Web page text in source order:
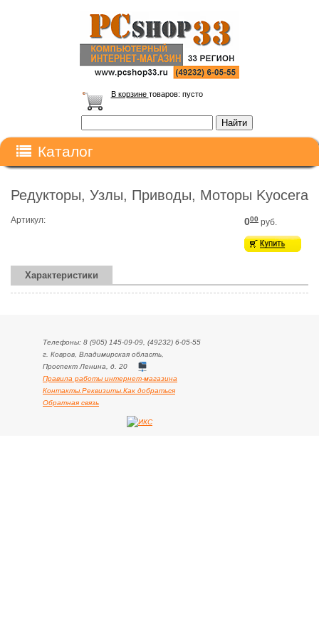
В корзине товаров: пусто
Каталог
Редукторы, Узлы, Приводы, Моторы Kyocera
Артикул: 000 руб.
Характеристики
Телефоны: 8 (905) 145-09-09, (49232) 6-05-55
г. Ковров, Владимирская область,
Проспект Ленина, д. 20
Правила работы интернет-магазина
Контакты.Реквизиты.Как добраться
Обратная связь